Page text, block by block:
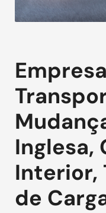
Empresa
Inglesa,
Interior,
de